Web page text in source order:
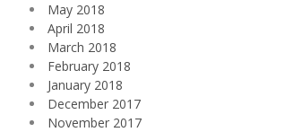
May 2018
April 2018
March 2018
February 2018
January 2018
December 2017
November 2017